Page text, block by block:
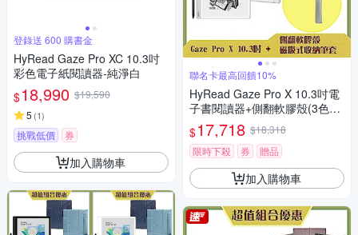
登錄送 600 購書金
HyRead Gaze Pro XC 10.3吋
彩色電子紙閱讀器-純淨白
$18,990 $19,590
5 (1)
挑戰低價 券
加入購物車
聯名卡最高回饋10%
HyRead Gaze Pro X 10.3吋電
子書閱讀器+側翻軟膠殼(3色任
選)+磁吸筆套 (組合)
$17,718 $18,318
限時下殺
券 贈品
加入購物車